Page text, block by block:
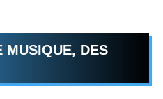
MUSIQUE, DES